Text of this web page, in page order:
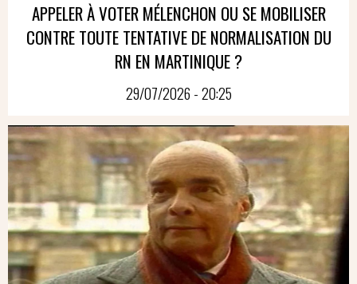
APPELER À VOTER MÉLENCHON OU SE MOBILISER
CONTRE TOUTE TENTATIVE DE NORMALISATION DU
RN EN MARTINIQUE ?
29/07/2026 - 20:25